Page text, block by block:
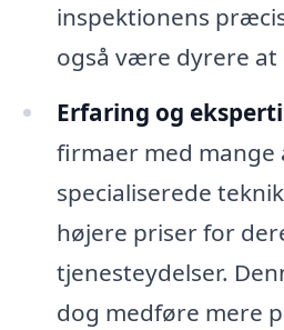
inspektionens
også være dyrere at
Erfaring og
firmaer med mange
specialiserede
højere priser for
tjenesteydelser.
dog medføre mere